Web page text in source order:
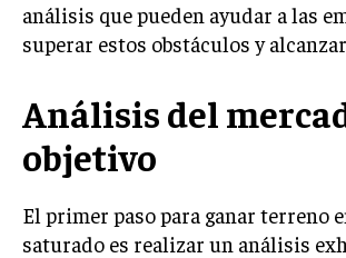
LIFESTYLE
MARKETING
ESTRATEGIAS DE MARKETING
análisis que pueden ayudar a las
superar estos obstáculos y
Análisis del
objetivo
El primer paso para ganar terreno
saturado es realizar un análisis